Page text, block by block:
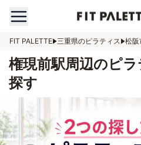
FIT PALETTE 三重県のピラティス 松阪
権現前駅周辺のピ
探す